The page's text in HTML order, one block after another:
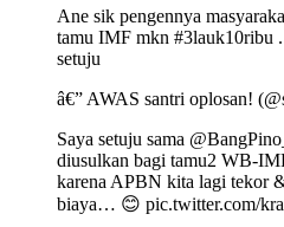
Ane sik pengennya
tamu IMF mkn #3lauk10ribu
setuju
â€” AWAS santri oplosan!
Saya setuju sama
diusulkan bagi tamu2 WB-
karena APBN kita lagi tekor
biaya… 😊 pic.twitter.com/